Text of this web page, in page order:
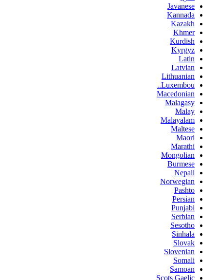
Javanese
Kannada
Kazakh
Khmer
Kurdish
Kyrgyz
Latin
Latvian
Lithuanian
Luxembou..
Macedonian
Malagasy
Malay
Malayalam
Maltese
Maori
Marathi
Mongolian
Burmese
Nepali
Norwegian
Pashto
Persian
Punjabi
Serbian
Sesotho
Sinhala
Slovak
Slovenian
Somali
Samoan
Scots Gaelic